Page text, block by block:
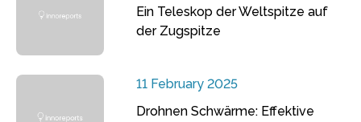
Ein Teleskop der Weltspitze auf
der Zugspitze
11 February 2025
Drohnen Schwärme: Effektive